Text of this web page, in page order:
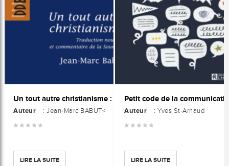
Un tout autre christianisme : Traduction nouvelle et commentaire de la Source Q
Auteur : Jean-Marc BABUT<
LIRE LA SUITE
Petit code de la
Auteur : Yves St-Arnaud
LIRE LA SUITE